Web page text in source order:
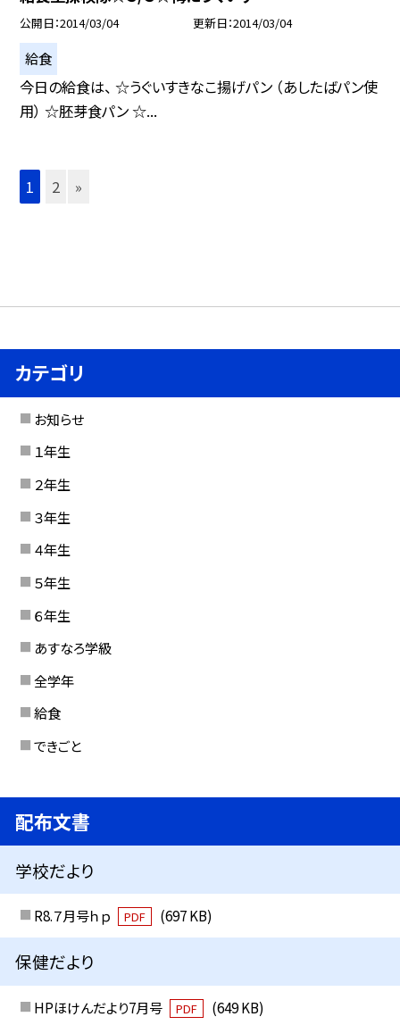
公開日 2014/03/04 更新日 2014/03/04
給食
今日の給食は、 ☆うぐいすきなこ揚げパン （あしたばパン使
用） ☆胚芽食パン ☆...
1 2 »
カテゴリ
お知らせ
１年生
２年生
３年生
４年生
５年生
６年生
あすなろ学級
全学年
給食
できごと
配布文書
学校だより
R8.７月号ｈｐ PDF (697 KB)
保健だより
HPほけんだより7月号 PDF (649 KB)